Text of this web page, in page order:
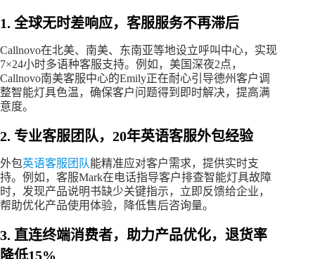
1. 全球无时差响应，客服服务不再滞后
Callnovo在北美、南美、东南亚等地设立呼叫中心，实现
7×24小时多语种客服支持。例如，美国深夜2点，
Callnovo南美客服中心的Emily正在耐心引导德州客户调
整智能灯具色温，确保客户问题得到即时解决，提高满
意度。
2. 专业客服团队，20年英语客服外包经验
外包英语客服团队能精准应对客户需求，提供实时支
持。例如，客服Mark在电话指导客户排查智能灯具故障
时，发现产品说明书缺少关键指示，立即反馈给企业，
帮助优化产品使用体验，降低售后咨询量。
3. 直连终端消费者，助力产品优化，退货率
降低15%